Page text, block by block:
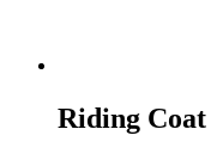
Riding Coat